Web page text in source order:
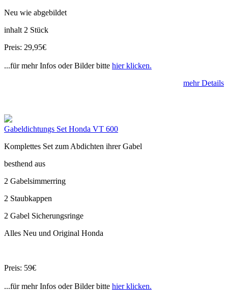
Neu wie abgebildet
inhalt 2 Stück
Preis: 29,95€
...für mehr Infos oder Bilder bitte hier klicken.
mehr Details
Gabeldichtungs Set Honda VT 600
Komplettes Set zum Abdichten ihrer Gabel
besthend aus
2 Gabelsimmerring
2 Staubkappen
2 Gabel Sicherungsringe
Alles Neu und Original Honda
Preis: 59€
...für mehr Infos oder Bilder bitte hier klicken.